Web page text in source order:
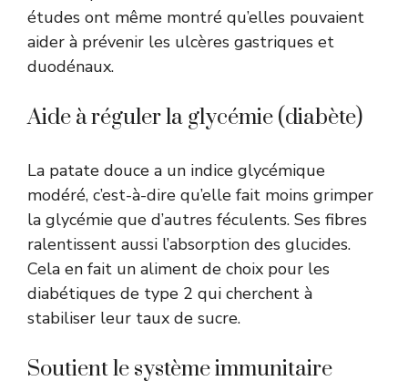
études ont même montré qu’elles pouvaient
aider à prévenir les ulcères gastriques et
duodénaux.
Aide à réguler la glycémie (diabète)
La patate douce a un indice glycémique
modéré, c’est-à-dire qu’elle fait moins grimper
la glycémie que d’autres féculents. Ses fibres
ralentissent aussi l’absorption des glucides.
Cela en fait un aliment de choix pour les
diabétiques de type 2 qui cherchent à
stabiliser leur taux de sucre.
Soutient le système immunitaire